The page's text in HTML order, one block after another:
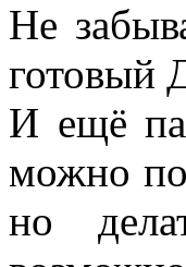
Не
готовый
И ещё
можно
но